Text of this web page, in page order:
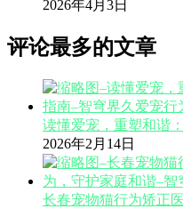
2026年4月3日
评论最多的文章
读懂爱宠，重塑和谐
2026年2月14日
长春宠物猫行为矫正